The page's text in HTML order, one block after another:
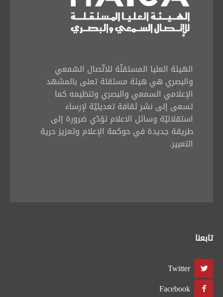
الهيئة العليا المستقلّة للاتّصال السّمعي
والبصري هي هيئة مستقلة تعنى بالمشهد
الإعلامي السمعي والبصري وتنظيمه كما
تسعى إلى نشر ثقافة تعديليّة لإرساء
استقلاليّة وسائل الاعلام تؤدّي ضرورة إلى
طريقة جديدة في حوكمة الإعلام وتعزيز حرية
التعبير.
تابعنا
Twitter
Facebook